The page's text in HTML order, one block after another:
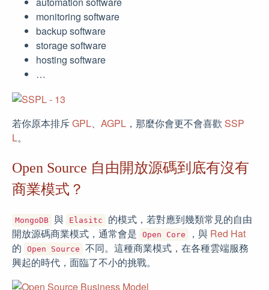
monitoring software
backup software
storage software
hosting software
…
若你原本排斥GPL、 AGPL ，那麼你會更不會喜歡 SSP
L。
Open Source 自由開放源碼到底有沒有
商業模式？
MongoDB 與 Elasitc
的模式，若對應到幾類常見的自由
開放源碼商業模式，通常會是
Open Core ，與 Red Hat
的
Open Source
不同。這種商業模式，在各種雲端服務
興起的時代，面臨了不小的挑戰。